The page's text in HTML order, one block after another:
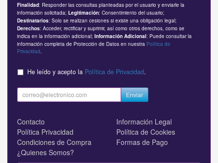
Finalidad: Responder las consultas planteadas por el usuario y enviarle la
información solicitada; Legitimación: Consentimiento del usuario;
Destinatarios: Solo se realizan cesiones si existe una obligación legal;
Derechos: Acceder, rectificar y suprimir, así como otros derechos, como se
indica en la información adicional; Información Adicional: Puede consultar la
información completa de Protección de Datos en nuestra Política de
Privacidad
He leído y acepto la Política de Privacidad.
Enviar
Contacto
Información Legal
Política Privacidad
Política de Cookies
Condiciones de Compra
Formas de Pago
¿Quienes Somos?